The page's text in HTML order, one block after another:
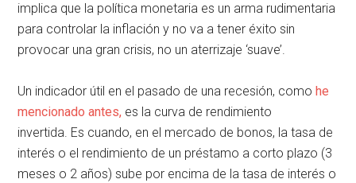
implica que la política monetaria es un arma rudimentaria
para controlar la inflación y no va a tener éxito sin
provocar una gran crisis, no un aterrizaje ‘suave’.
Un indicador útil en el pasado de una recesión, como he
mencionado antes, es la curva de rendimiento
invertida. Es cuando, en el mercado de bonos, la tasa de
interés o el rendimiento de un préstamo a corto plazo (3
meses o 2 años) sube por encima de la tasa de interés o